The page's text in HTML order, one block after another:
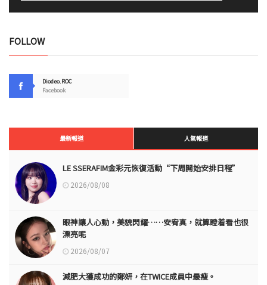
FOLLOW
Diodeo.ROC
Facebook
最新報道 人氣報道
LE SSERAFIM金彩元恢復活動“下周開始安排日程”
2026/08/08
眼神讓人心動，美貌閃耀……安宥真，就算瞪着看也很
漂亮呢
2026/08/07
減肥大獲成功的鄭妍，在TWICE成員中最瘦。